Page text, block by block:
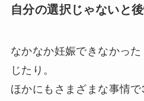
自分の選択じゃないと
なかなか妊娠できなかっ
じたり。
ほかにもさまざまな事情